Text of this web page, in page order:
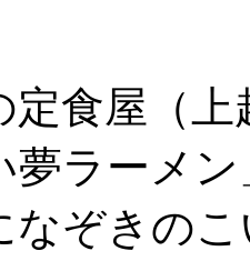
定食屋（
夢ラーメ
ぞきのこ